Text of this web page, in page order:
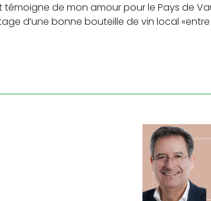
de mon amour pour le Pays de
d’une bonne bouteille de vin local